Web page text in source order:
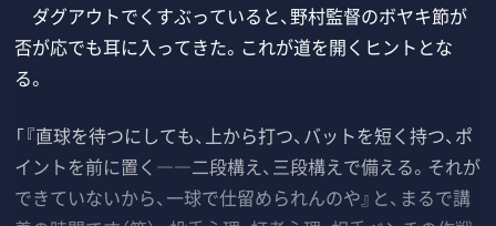
ダグアウトでくすぶっていると、野村監督のボヤキ節が
否が応でも耳に入ってきた。これが道を開くヒントとな
る。
「『直球を待つにしても、上から打つ、バットを短く持つ、ポ
イントを前に置く――二段構え、三段構えで備える。それが
できていないから、一球で仕留められんのや』と、まるで講